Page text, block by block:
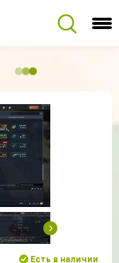
Есть в наличии